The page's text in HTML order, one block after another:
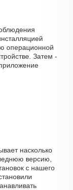
операционной
Затем -
насколько
версию,
с нашего